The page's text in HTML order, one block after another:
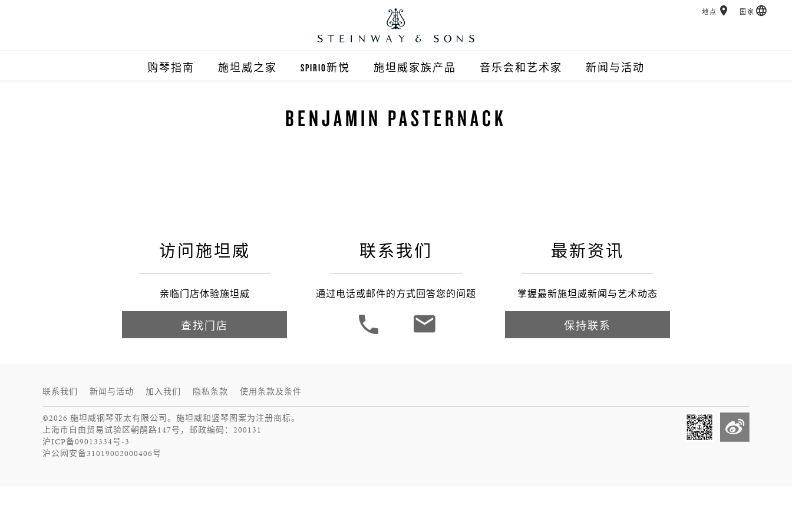
购琴指南 施坦威之家
施坦威顺义旗舰店
施坦威之家杭州
施坦威之家成都
SPIRIO新悦 施坦威家族产品
波士顿钢琴
音乐会和艺术家 新闻与活动
地点 国家
BENJAMIN PASTERNACK
访问施坦威
亲临门店体验施坦威
查找门店
联系我们
通过电话或邮件的方式回答您的问题
最新资讯
掌握最新施坦威新闻与艺术动态
保持联系
联系我们 新闻与活动 加入我们 隐私条款 使用条款及条件
©2026 施坦威钢琴亚太有限公司。施坦威和竖琴图案为注册商标。
上海市自由贸易试验区朝鹃路147号，邮政编码：200131
沪ICP备09013334号-3
沪公网安备31019002000406号